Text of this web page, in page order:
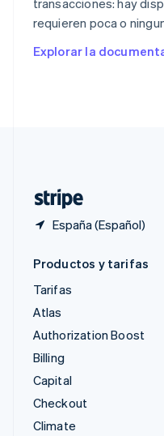
requieren poca o
Explorar la
España (Español)
República Checa
English
English
Productos y tarifas
Tarifas
Atlas
Authorization Boost
Billing
Capital
Checkout
Climate